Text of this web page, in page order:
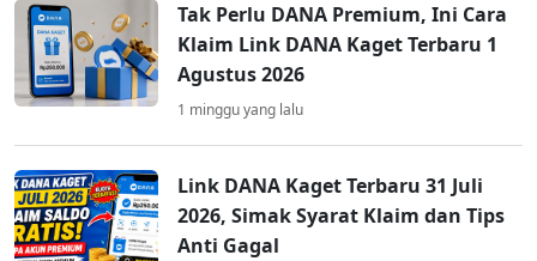
Tak Perlu DANA Premium, Ini Cara
Klaim Link DANA Kaget Terbaru 1
Agustus 2026
1 minggu yang lalu
Link DANA Kaget Terbaru 31 Juli
2026, Simak Syarat Klaim dan Tips
Anti Gagal